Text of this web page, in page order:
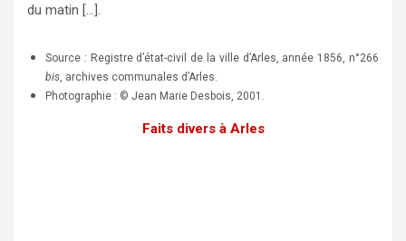
du matin […].
Source : Registre d’état-civil de la ville d’Arles, année 1856, n°266
bis, archives communales d’Arles.
Photographie : © Jean Marie Desbois, 2001.
Faits divers à Arles